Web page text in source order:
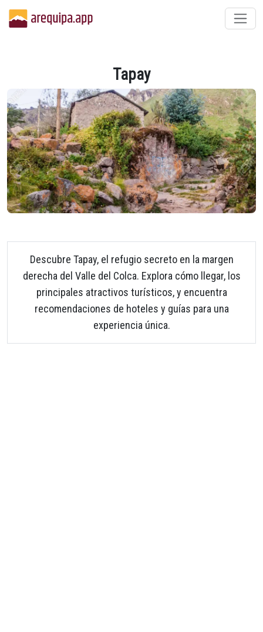
Tapay
Descubre Tapay, el refugio secreto en la margen
derecha del Valle del Colca. Explora cómo llegar, los
principales atractivos turísticos, y encuentra
recomendaciones de hoteles y guías para una
experiencia única.